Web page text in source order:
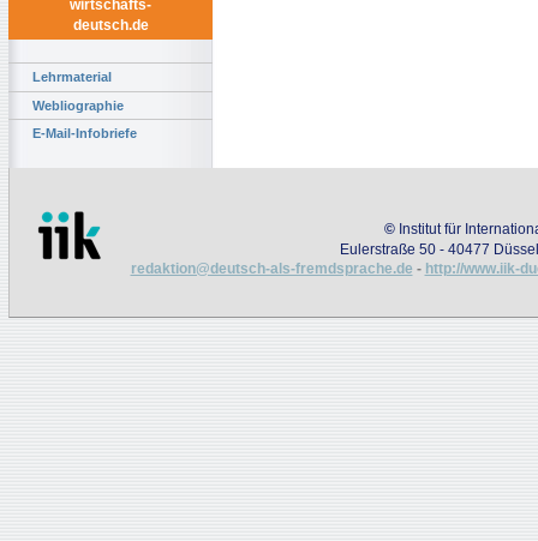
wirtschafts-
deutsch.de
Lehrmaterial
Webliographie
E-Mail-Infobriefe
© Institut für
Eulerstraße 50 - 40477
redaktion@deutsch-als-fremdsprache.de - http://www.iik-